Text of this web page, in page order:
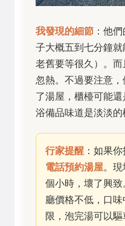
我發現的細節 ：他
子大概五到七分鐘
老舊要等很久）。
忽熱。不過要注意
了湯屋，櫃檯可能
浴備品味道是淡淡的
行家提醒 ：如果
電話預約湯屋。
個小時，壞了興
廳價格不低，口
限，泡完湯可以